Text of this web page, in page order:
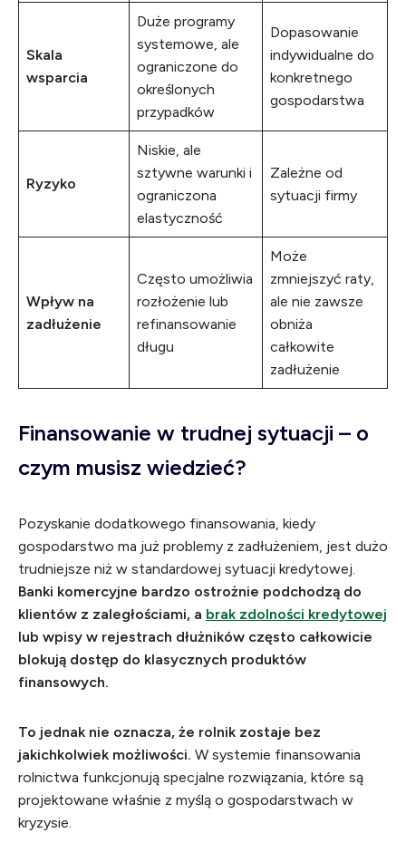
Skala
wsparcia
Duże programy
systemowe, ale
ograniczone do
określonych
przypadków
Dopasowanie
indywidualne do
konkretnego
gospodarstwa
Ryzyko
Niskie, ale
sztywne warunki i
ograniczona
elastyczność
Zależne od
sytuacji firmy
Wpływ na
zadłużenie
Często umożliwia
rozłożenie lub
refinansowanie
długu
Może
zmniejszyć raty,
ale nie zawsze
obniża
całkowite
zadłużenie
Finansowanie w trudnej sytuacji – o
czym musisz wiedzieć?
Pozyskanie dodatkowego finansowania, kiedy
gospodarstwo ma już problemy z zadłużeniem, jest dużo
trudniejsze niż w standardowej sytuacji kredytowej.
Banki komercyjne bardzo ostrożnie podchodzą do
klientów z zaległościami, a brak zdolności kredytowej
lub wpisy w rejestrach dłużników często całkowicie
blokują dostęp do klasycznych produktów
finansowych.
To jednak nie oznacza, że rolnik zostaje bez
jakichkolwiek możliwości. W systemie finansowania
rolnictwa funkcjonują specjalne rozwiązania, które są
projektowane właśnie z myślą o gospodarstwach w
kryzysie.